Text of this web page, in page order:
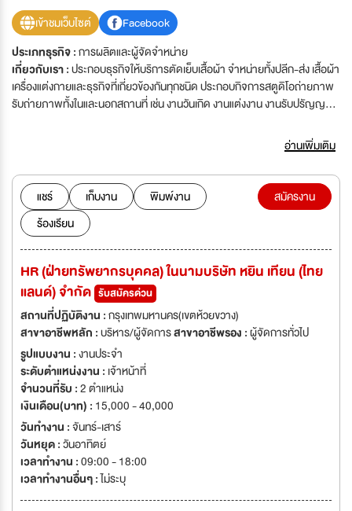
เข้าชมเว็บไซต์
Facebook
ประเภทธุรกิจ :การผลิตและผู้จัดจำหน่าย
เกี่ยวกับเรา :ประกอบธุรกิจให้บริการตัดเย็บเสื้อผ้า จำหน่ายทั้งปลีก-ส่ง เสื้อผ้า
เครื่องแต่งกายและธุรกิจที่เกี่ยวข้องกันทุกชนิด ประกอบกิจการสตูดิโอถ่ายภาพ
รับถ่ายภาพทั้งในและนอกสถานที่ เช่น งานวันเกิด งานแต่งงาน งานรับปรัญญา
อ่านเพิ่มเติม
แชร์ เก็บงาน
พิมพ์งาน
ร้องเรียน
สมัครงาน
HR (ฝ่ายทรัพยากรบุคคล) ในนามบริษัท หยิน เทียน (ไทย
แลนด์) จำกัด รับสมัครด่วน
สถานที่ปฏิบัติงาน :กรุงเทพมหานคร(เขตห้วยขวาง)
สาขาอาชีพหลัก :บริหาร/ผู้จัดการสาขาอาชีพรอง :ผู้จัดการทั่วไป
รูปแบบงาน :งานประจำ
ระดับตำแหน่งงาน : เจ้าหน้าที่
จำนวนที่รับ :2 ตำแหน่ง
เงินเดือน(บาท) : 15,000 - 40,000
วันทำงาน :จันทร์-เสาร์
วันหยุด :วันอาทิตย์
เวลาทำงาน :09:00 - 18:00
เวลาทำงานอื่นๆ :ไม่ระบุ